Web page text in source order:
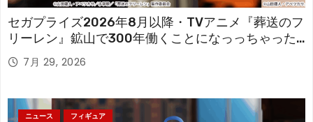
セガプライズ2026年8月以降・TVアニメ『葬送のフ
リーレン』鉱山で300年働くことになっっちゃった
「フリーレン」を立体化！
7月 29, 2026
ニュース フィギュア